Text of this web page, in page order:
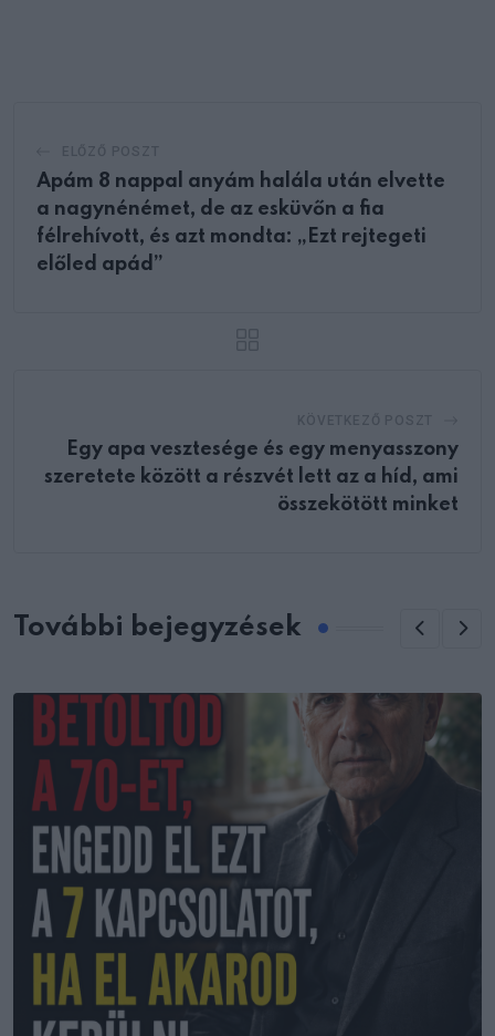
Apám 8 nappal anyám halála után elvette
a nagynénémet, de az esküvőn a fia
félrehívott, és azt mondta: „Ezt rejtegeti
előled apád”
Egy apa vesztesége és egy menyasszony
szeretete között a részvét lett az a híd, ami
összekötött minket
További bejegyzések